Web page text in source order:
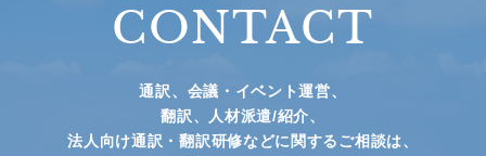
CONTACT
通訳、会議・イベント運営、
翻訳、人材派遣/紹介、
法人向け通訳・翻訳研修などに関するご相談は、